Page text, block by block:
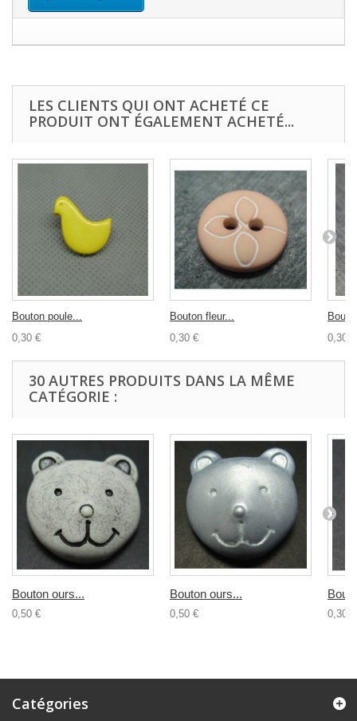
LES CLIENTS QUI ONT ACHETÉ CE
PRODUIT ONT ÉGALEMENT ACHETÉ...
Bouton poule...
0,30 €
Bouton fleur...
0,30 €
0,30 €
30 AUTRES PRODUITS DANS LA MÊME
CATÉGORIE :
Bouton ours...
0,50 €
Bouton ours...
0,50 € 0,30 €
Catégories